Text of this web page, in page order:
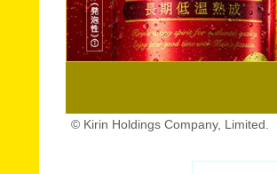
© Kirin Holdings Company, Limited.